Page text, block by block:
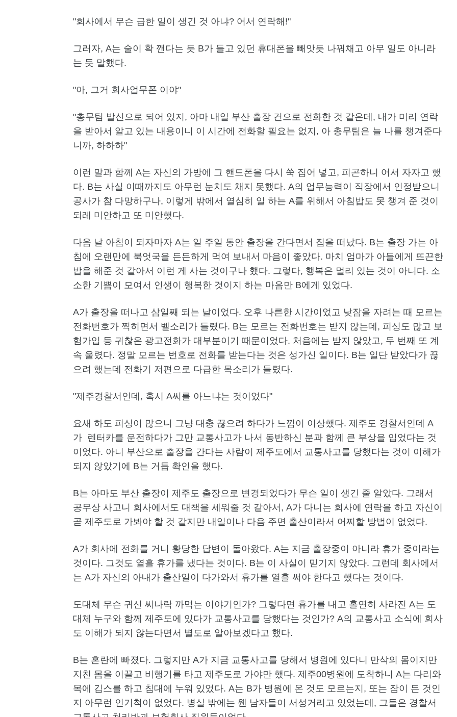
"회사에서 무슨 급한 일이 생긴 것 아냐? 어서 연락해!"
그러자, A는 술이 확 깬다는 듯 B가 들고 있던 휴대폰을 빼앗듯 나꿔채고 아무 일도 아니라
는 듯 말했다.
"아, 그거 회사업무폰 이야"
"총무팀 발신으로 되어 있지, 아마 내일 부산 출장 건으로 전화한 것 같은데, 내가 미리 연락
을 받아서 알고 있는 내용이니 이 시간에 전화할 필요는 없지, 아 총무팀은 늘 나를 챙겨준다
니까, 하하하"
이런 말과 함께 A는 자신의 가방에 그 핸드폰을 다시 쑥 집어 넣고, 피곤하니 어서 자자고 했
다. B는 사실 이때까지도 아무런 눈치도 채지 못했다. A의 업무능력이 직장에서 인정받으니
공사가 참 다망하구나, 이렇게 밖에서 열심히 일 하는 A를 위해서 아침밥도 못 챙겨 준 것이
되레 미안하고 또 미안했다.
다음 날 아침이 되자마자 A는 일 주일 동안 출장을 간다면서 집을 떠났다. B는 출장 가는 아
침에 오랜만에 북엇국을 든든하게 먹여 보내서 마음이 좋았다. 마치 엄마가 아들에게 뜨끈한
밥을 해준 것 같아서 이런 게 사는 것이구나 했다. 그렇다, 행복은 멀리 있는 것이 아니다. 소
소한 기쁨이 모여서 인생이 행복한 것이지 하는 마음만 B에게 있었다.
A가 출장을 떠나고 삼일째 되는 날이었다. 오후 나른한 시간이었고 낮잠을 자려는 때 모르는
전화번호가 찍히면서 벨소리가 들렸다. B는 모르는 전화번호는 받지 않는데, 피싱도 많고 보
험가입 등 귀찮은 광고전화가 대부분이기 때문이었다. 처음에는 받지 않았고, 두 번째 또 계
속 울렸다. 정말 모르는 번호로 전화를 받는다는 것은 성가신 일이다. B는 일단 받았다가 끊
으려 했는데 전화기 저편으로 다급한 목소리가 들렸다.
"제주경찰서인데, 혹시 A씨를 아느냐는 것이었다"
요새 하도 피싱이 많으니 그냥 대충 끊으려 하다가 느낌이 이상했다. 제주도 경찰서인데 A
가 렌터카를 운전하다가 그만 교통사고가 나서 동반하신 분과 함께 큰 부상을 입었다는 것
이었다. 아니 부산으로 출장을 간다는 사람이 제주도에서 교통사고를 당했다는 것이 이해가
되지 않았기에 B는 거듭 확인을 했다.
B는 아마도 부산 출장이 제주도 출장으로 변경되었다가 무슨 일이 생긴 줄 알았다. 그래서
공무상 사고니 회사에서도 대책을 세워줄 것 같아서, A가 다니는 회사에 연락을 하고 자신이
곧 제주도로 가봐야 할 것 같지만 내일이나 다음 주면 출산이라서 어찌할 방법이 없었다.
A가 회사에 전화를 거니 황당한 답변이 돌아왔다. A는 지금 출장중이 아니라 휴가 중이라는
것이다. 그것도 열흘 휴가를 냈다는 것이다. B는 이 사실이 믿기지 않았다. 그런데 회사에서
는 A가 자신의 아내가 출산일이 다가와서 휴가를 열흘 써야 한다고 했다는 것이다.
도대체 무슨 귀신 씨나락 까먹는 이야기인가? 그렇다면 휴가를 내고 홀연히 사라진 A는 도
대체 누구와 함께 제주도에 있다가 교통사고를 당했다는 것인가? A의 교통사고 소식에 회사
도 이해가 되지 않는다면서 별도로 알아보겠다고 했다.
B는 혼란에 빠졌다. 그렇지만 A가 지금 교통사고를 당해서 병원에 있다니 만삭의 몸이지만
지친 몸을 이끌고 비행기를 타고 제주도로 가야만 했다. 제주00병원에 도착하니 A는 다리와
목에 깁스를 하고 침대에 누워 있었다. A는 B가 병원에 온 것도 모르는지, 또는 잠이 든 것인
지 아무런 인기척이 없었다. 병실 밖에는 웬 남자들이 서성거리고 있었는데, 그들은 경찰서